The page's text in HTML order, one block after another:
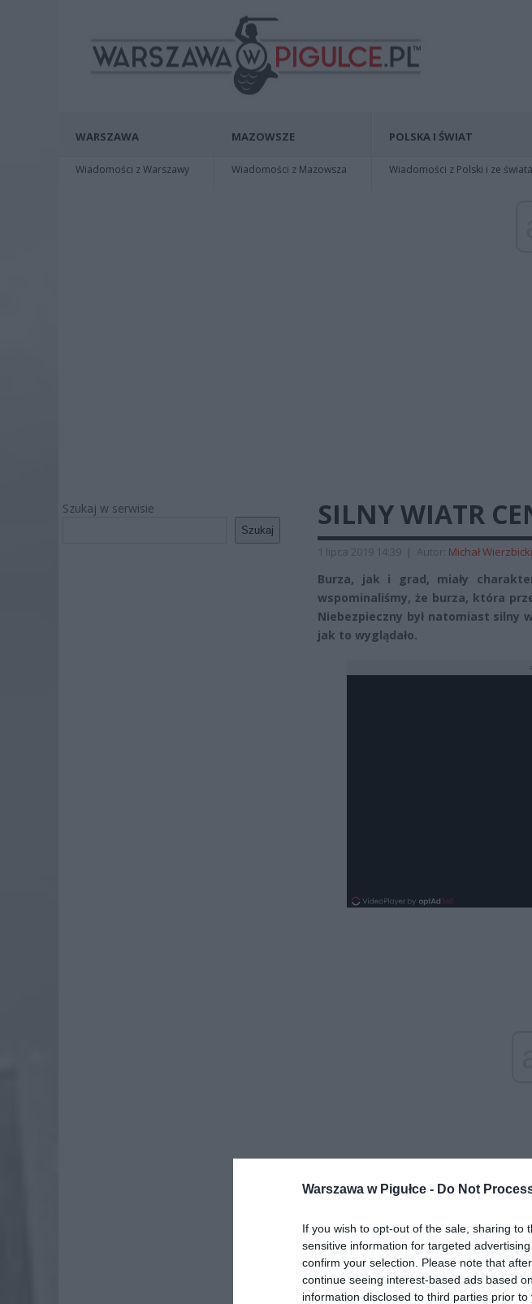
Warszawa w Pigułce - Do Not
If you wish to opt-out of the sale, sharing
sensitive information for targeted
confirm your selection. Please note that
continue seeing interest-based ads based
information disclosed to third parties prior
WARSZAWA
Wiadomości z Warszawy
MAZOWSZE
Wiadomości z Mazowsza
POLSKA I ŚWIAT
Wiadomości z Polski i ze świata
Szukaj w serwisie
Szukaj SILNY WIATR
1 lipca 2019 14:39 | Autor: Michał Wierzbicki
Burza, jak i grad, miały
wspominaliśmy, że burza, która
Niebezpieczny był natomiast silny
jak to wyglądało.